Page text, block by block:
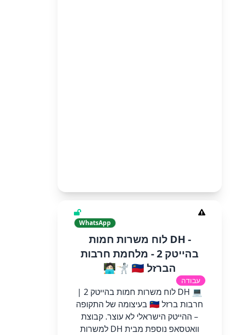
WhatsApp
- DH לוח משרות חמות
בהייטק 2 - מלחמת חרבות
הברזל 🇮🇱 🤺🧑🏻‍💻
עבודה
💻 DH לוח משרות חמות בהייטק 2 |
חרבות ברזל 🇮🇱 בעיצומה של התקופה
– ההייטק הישראלי לא עוצר. קבוצת
וואטסאפ נוספת מבית DH למשרות